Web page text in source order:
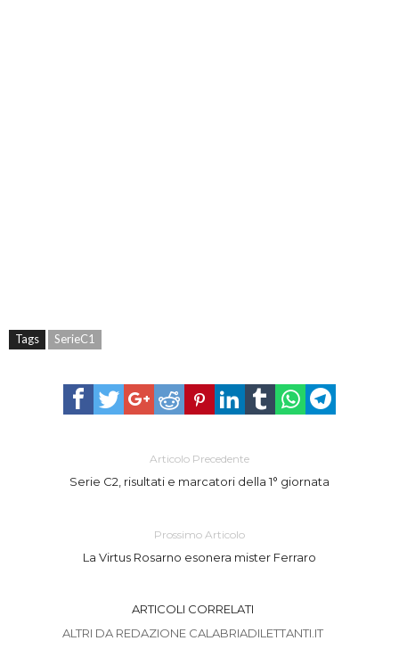
Tags SerieC1
Articolo Precedente
Serie C2, risultati e marcatori della 1° giornata
Prossimo Articolo
La Virtus Rosarno esonera mister Ferraro
ARTICOLI CORRELATI
ALTRI DA REDAZIONE CALABRIADILETTANTI.IT